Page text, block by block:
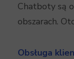
Chatboty są
obszarach.
Obsługa